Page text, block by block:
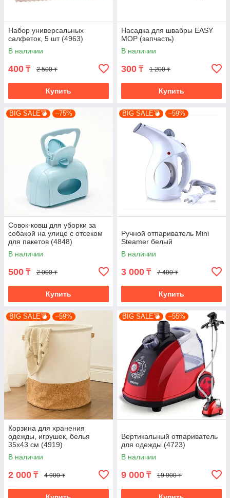
Набор универсальных
салфеток, 5 шт (4963)
В наличии
400 ₸ 2 500 ₸
Купить
Насадка для швабры EASY
MOP (запчасть)
В наличии
300 ₸ 1 200 ₸
Купить
BIG SALE💣 –75%
Совок-ковш для уборки за
собакой на улице с отсеком
для пакетов (4848)
В наличии
500 ₸ 2 000 ₸
Купить
BIG SALE💣 –59%
Ручной отпариватель Mini
Steamer белый
В наличии
3 000 ₸ 7 400 ₸
Купить
BIG SALE💣 –59%
Корзина для хранения
одежды, игрушек, белья
35х43 см (4919)
В наличии
2 000 ₸ 4 900 ₸
BIG SALE💣 –55%
Вертикальный отпариватель
для одежды (4723)
В наличии
9 000 ₸ 19 900 ₸